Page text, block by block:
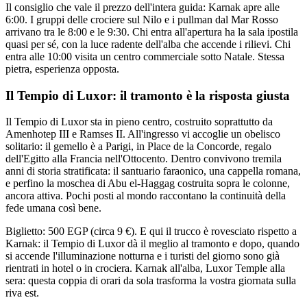
Il consiglio che vale il prezzo dell'intera guida: Karnak apre alle
6:00. I gruppi delle crociere sul Nilo e i pullman dal Mar Rosso
arrivano tra le 8:00 e le 9:30. Chi entra all'apertura ha la sala ipostila
quasi per sé, con la luce radente dell'alba che accende i rilievi. Chi
entra alle 10:00 visita un centro commerciale sotto Natale. Stessa
pietra, esperienza opposta.
Il Tempio di Luxor: il tramonto è la risposta giusta
Il Tempio di Luxor sta in pieno centro, costruito soprattutto da
Amenhotep III e Ramses II. All'ingresso vi accoglie un obelisco
solitario: il gemello è a Parigi, in Place de la Concorde, regalo
dell'Egitto alla Francia nell'Ottocento. Dentro convivono tremila
anni di storia stratificata: il santuario faraonico, una cappella romana,
e perfino la moschea di Abu el-Haggag costruita sopra le colonne,
ancora attiva. Pochi posti al mondo raccontano la continuità della
fede umana così bene.
Biglietto: 500 EGP (circa 9 €). E qui il trucco è rovesciato rispetto a
Karnak: il Tempio di Luxor dà il meglio al tramonto e dopo, quando
si accende l'illuminazione notturna e i turisti del giorno sono già
rientrati in hotel o in crociera. Karnak all'alba, Luxor Temple alla
sera: questa coppia di orari da sola trasforma la vostra giornata sulla
riva est.